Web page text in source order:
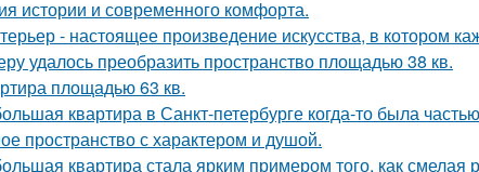
истории и современного комфорта.
- настоящее произведение искусства, в котором
удалось преобразить пространство площадью 38 кв.
площадью 63 кв.
квартира в Санкт-петербурге когда-то была
пространство с характером и душой.
квартира стала ярким примером того, как смелая